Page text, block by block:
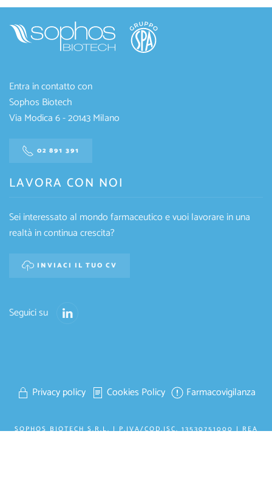
Entra in contatto con
Sophos Biotech
Via Modica 6 - 20143 Milano
02 891 391
LAVORA CON NOI
Sei interessato al mondo farmaceutico e vuoi lavorare in una
realtà in continua crescita?
INVIACI IL TUO CV
Seguici su
Privacy policy Cookies Policy Farmacovigilanza
SOPHOS BIOTECH S.R.L. | P.IVA/COD.ISC. 13530751000 | REA